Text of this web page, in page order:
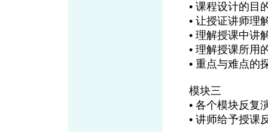
• 课程设计的目
• 让授证讲师理
• 理解授课中讲
• 理解授课所用
• 重点与难点的
模块三
• 各个模块反复
• 讲师给予授课